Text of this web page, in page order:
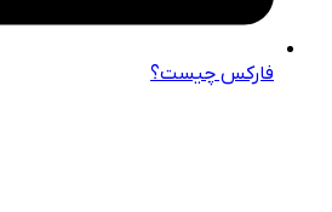
فارکس چیست؟